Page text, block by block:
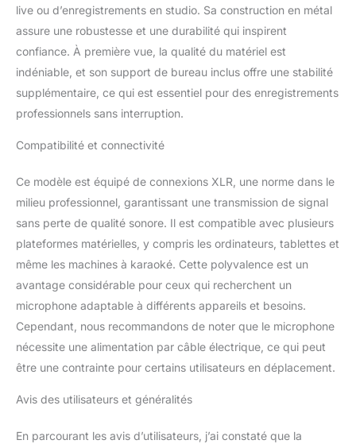
colis). Si vous avez besoin de vous
connecter à votre PC, ordinateur, ordinateur
portable, tablette, téléphone, veuillez d'abord
connecter l'alimentation fantôme.
Microphone à condensateur parfait pour
l'enregistrement, les podcasts, les chants, le
streaming en direct, les jeux, YouTube,
Excellent effet de montage contre les chocs
condensateur XLR entièrement en métal,
robuste et durable. Le support antichoc
amélioré peut protéger votre microphone PC
tout autour avec un design de cordage
enveloppant haute élasticité et réduire les
vibrations provenant de voyager dans le
d'enregistrement audio est livré avec un filtre
anti-pop compatible. Il bloque efficacement
les souffles d'air et élimine les bruits gênants
de sifflement et de liserte, ce qui améliore la
réglable en hauteur : ce support de
microphone de bureau est conçu avec une
base lourde qui offre un équilibre précis et
live ou d’enregistrements en studio. Sa construction en métal
assure une robustesse et une durabilité qui inspirent
confiance. À première vue, la qualité du matériel est
indéniable, et son support de bureau inclus offre une stabilité
supplémentaire, ce qui est essentiel pour des enregistrements
professionnels sans interruption.
Compatibilité et connectivité
Ce modèle est équipé de connexions XLR, une norme dans le
milieu professionnel, garantissant une transmission de signal
sans perte de qualité sonore. Il est compatible avec plusieurs
plateformes matérielles, y compris les ordinateurs, tablettes et
même les machines à karaoké. Cette polyvalence est un
avantage considérable pour ceux qui recherchent un
microphone adaptable à différents appareils et besoins.
Cependant, nous recommandons de noter que le microphone
nécessite une alimentation par câble électrique, ce qui peut
être une contrainte pour certains utilisateurs en déplacement.
Avis des utilisateurs et généralités
En parcourant les avis d’utilisateurs, j’ai constaté que la